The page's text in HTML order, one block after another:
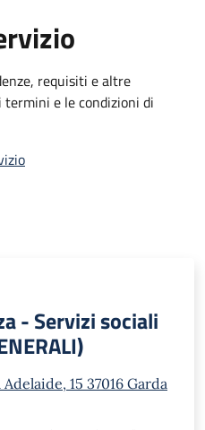
requisiti e altre
e le condizioni di
- Servizi sociali
15 37016 Garda